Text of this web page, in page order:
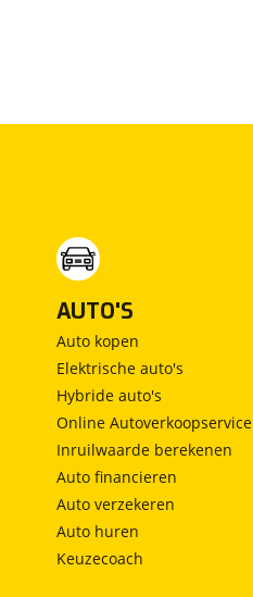
AUTO'S
Auto kopen
Elektrische auto's
Hybride auto's
Online Autoverkoopservice
Inruilwaarde berekenen
Auto financieren
Auto verzekeren
Auto huren
Keuzecoach